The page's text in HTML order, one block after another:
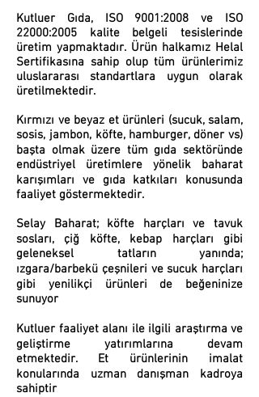
Kutluer Gıda, ISO 9001:2008 ve ISO
22000:2005 kalite belgeli tesislerinde
üretim yapmaktadır. Ürün halkamız Helal
Sertifikasına sahip olup tüm ürünlerimiz
uluslararası standartlara uygun olarak
üretilmektedir.
Kırmızı ve beyaz et ürünleri (sucuk, salam,
sosis, jambon, köfte, hamburger, döner vs)
başta olmak üzere tüm gıda sektöründe
endüstriyel üretimlere yönelik baharat
karışımları ve gıda katkıları konusunda
faaliyet göstermektedir.
Selay Baharat; köfte harçları ve tavuk
sosları, çiğ köfte, kebap harçları gibi
geleneksel tatların yanında;
ızgara/barbekü çeşnileri ve sucuk harçları
gibi yenilikçi ürünleri de beğeninize
sunuyor
Kutluer faaliyet alanı ile ilgili araştırma ve
geliştirme yatırımlarına devam
etmektedir. Et ürünlerinin imalat
konularında uzman danışman kadroya
sahiptir